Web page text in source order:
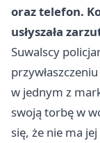
oraz telefon.
usłyszała
Suwalscy
w jednym z
swoją torbę w
się, że nie ma